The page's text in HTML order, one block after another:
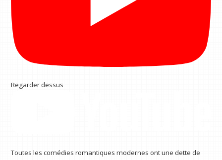
Regarder dessus
Toutes les comédies romantiques modernes ont une dette de